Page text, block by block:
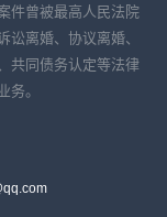
件曾被最高人民法院
离婚、协议离婚、
共同债务认定等法律
务。